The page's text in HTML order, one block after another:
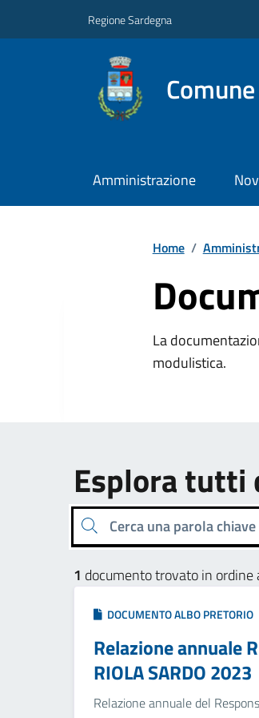
Regione Sardegna
Amministrazione
Home /
La
modulistica.
Esplora tutti
Cerca una parola chiave
1 documento trovato in ordine
DOCUMENTO ALBO PRETORIO
Relazione annuale
RIOLA SARDO 2023
Relazione annuale del